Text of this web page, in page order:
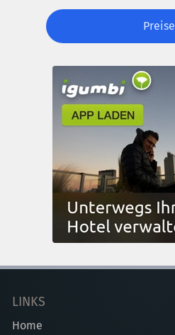
Preise
LINKS
Home